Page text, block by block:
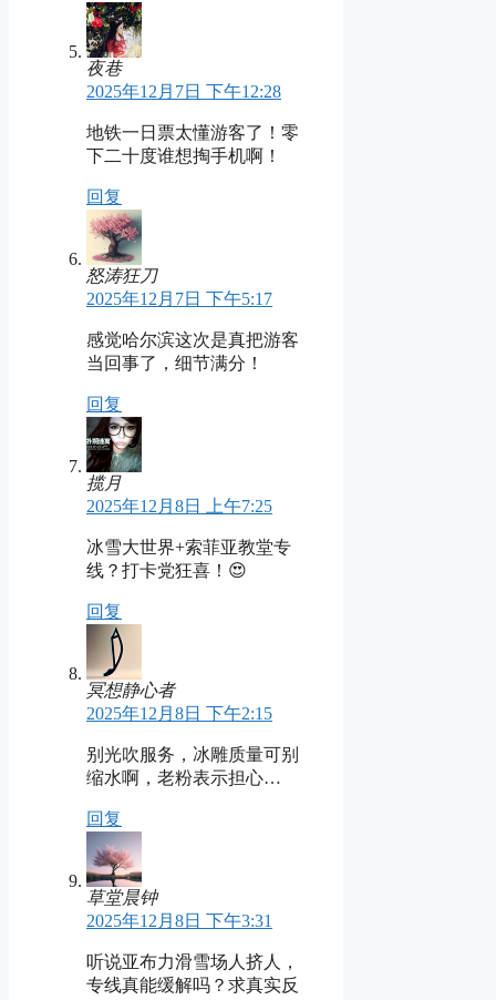
夜巷
2025年12月7日 下午12:28
地铁一日票太懂游客了！零
下二十度谁想掏手机啊！
回复
怒涛狂刀
2025年12月7日 下午5:17
感觉哈尔滨这次是真把游客
当回事了，细节满分！
回复
揽月
2025年12月8日 上午7:25
冰雪大世界+索菲亚教堂专
线？打卡党狂喜！😍
回复
冥想静心者
2025年12月8日 下午2:15
别光吹服务，冰雕质量可别
缩水啊，老粉表示担心…
回复
草堂晨钟
2025年12月8日 下午3:31
听说亚布力滑雪场人挤人，
专线真能缓解吗？求真实反